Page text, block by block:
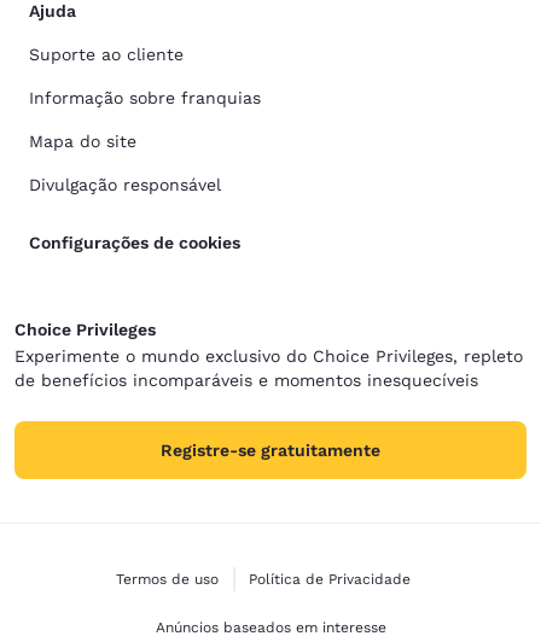
Ajuda
Suporte ao cliente
Informação sobre franquias
Mapa do site
Divulgação responsável
Configurações de cookies
Choice Privileges
Experimente o mundo exclusivo do Choice Privileges, repleto
de benefícios incomparáveis e momentos inesquecíveis
Registre-se gratuitamente
Termos de uso Política de Privacidade
Anúncios baseados em interesse